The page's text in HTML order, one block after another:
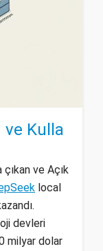
ve Kulla
ve Açık
local
devleri
milyar dolar